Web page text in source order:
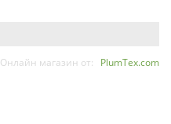
Онлайн магазин от: PlumTex.com